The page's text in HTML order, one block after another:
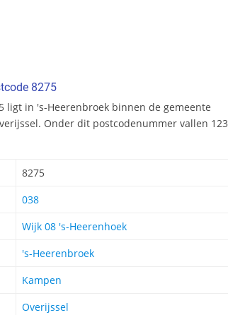
8275
ligt in 's-Heerenbroek binnen de gemeente
Onder dit postcodenummer vallen 123
8275
038
Wijk 08 's-Heerenhoek
's-Heerenbroek
Kampen
Overijssel